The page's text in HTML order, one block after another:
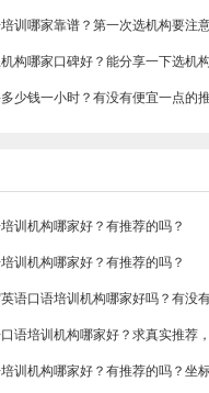
训机构哪家好？有推荐的吗？
训机构哪家好？有推荐的吗？